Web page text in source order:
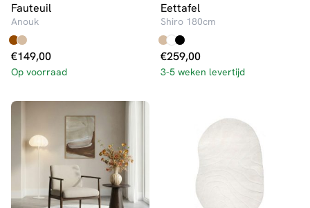
Fauteuil
Anouk
€149,00
Op voorraad
Eettafel
Shiro 180cm
€259,00
3-5 weken levertijd